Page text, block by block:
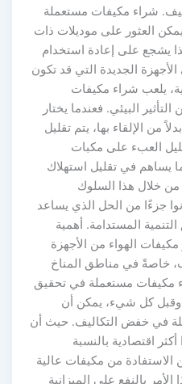
شراء مكيفات مستعملة
العثور على موديلات ذات
يشجع على إعادة استخدام
الجديدة التي قد تكون
يلعب شراء مكيفات
البيئي. فعندما يختار
من الإلقاء بها، يتم تقليل
تقليل العبء على مكبات
يساهم في تقليل استهلاك
من خلال هذا السلوك
جزءًا من الحل الذي يساعد
المستدامة. أهمية
الهواء من الأجهزة
خاصةً في مناطق المناخ
مكيفات مستعملة في تحقيق
وقبل كل شيء، يمكن أن
في خفض التكاليف. حيث أن
اقتصادية بالنسبة
الاستفادة من مكيفات عالية
بالنفع على الميزانية